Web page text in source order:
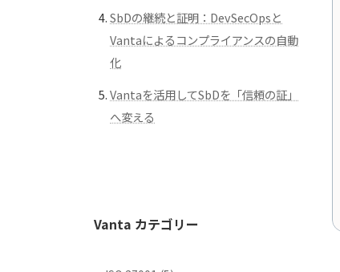
SbDの継続と証明：DevSecOpsと
Vantaによるコンプライアンスの自動
化
Vantaを活用してSbDを「信頼の証」
へ変える
Vanta カテゴリー